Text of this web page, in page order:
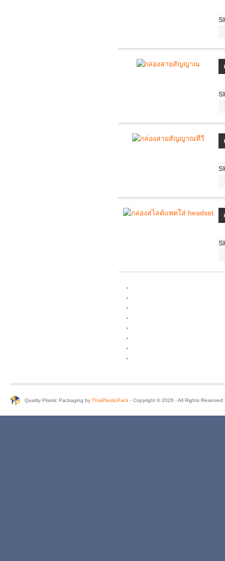
Quality Plastic Packaging by ThaiPlasticPack - Copyright © 2026 - All Rights